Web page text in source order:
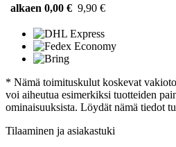
alkaen 0,00 € 9,90 €
* Nämä toimituskulut koskevat
voi aiheutua esimerkiksi tuotteiden
ominaisuuksista. Löydät nämä tiedot
Tilaaminen ja asiakastuki